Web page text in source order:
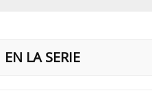
EN LA SERIE